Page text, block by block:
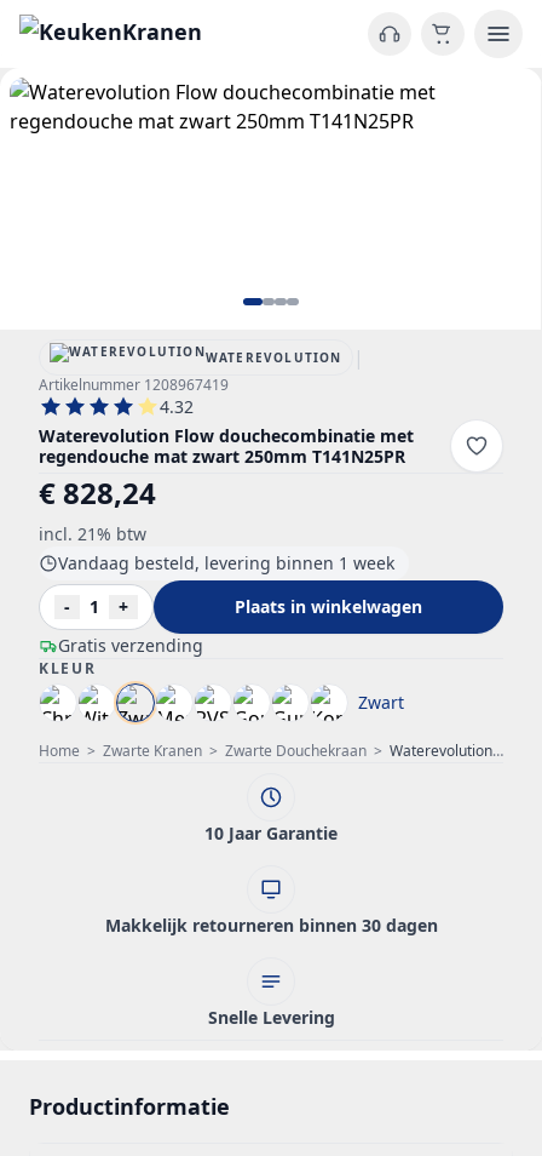
Home > Zwarte Kranen > Zwarte Douchekraan > Waterevolution Flow douchecombinatie met regendouche mat zwart 250mm T141N25PR
WATEREVOLUTION |
Artikelnummer 1208967419
4.32
Waterevolution Flow douchecombinatie met
regendouche mat zwart 250mm T141N25PR
€ 828,24
incl. 21% btw
Gratis verzending
Vandaag besteld, levering binnen 1 week
-
1 + Plaats in winkelwagen
KLEUR
Zwart
10 Jaar Garantie
Makkelijk retourneren binnen 30 dagen
Snelle Levering
Productinformatie